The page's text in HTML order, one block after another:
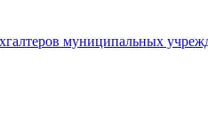
муниципальных